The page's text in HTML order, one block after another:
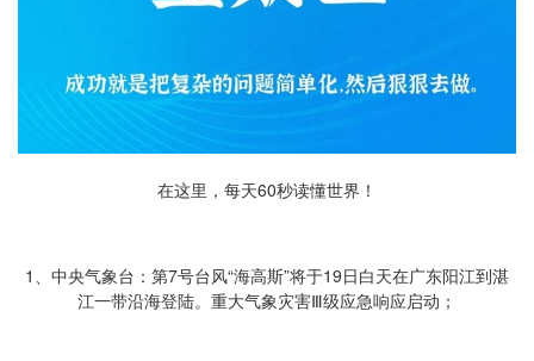
在这里，每天60秒读懂世界！
1、中央气象台：第7号台风“海高斯”将于19日白天在广东阳江到湛
江一带沿海登陆。重大气象灾害Ⅲ级应急响应启动；